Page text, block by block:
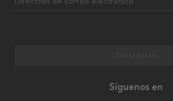
Síguenos en